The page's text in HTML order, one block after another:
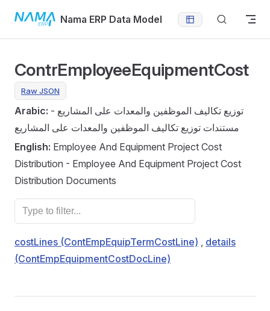
Skip to contentNama ERP Data Model
ContrEmployeeEquipmentCost
Raw JSON
Arabic:
مستندات توزيع تكاليف الموظفين والمعدات على المشاريع
English: Employee And Equipment Project Cost
Distribution - Employee And Equipment Project Cost
Distribution Documents
costLines (ContEmpEquipTermCostLine) , details
(ContEmpEquipmentCostDocLine)